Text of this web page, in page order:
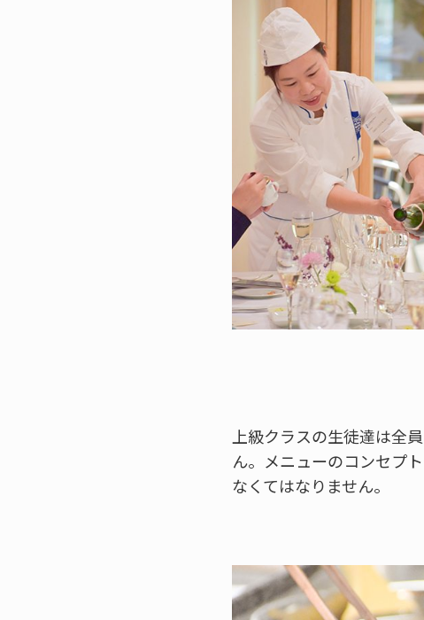
上級クラスの生徒達は全
ん。メニューのコンセプ
なくてはなりません。